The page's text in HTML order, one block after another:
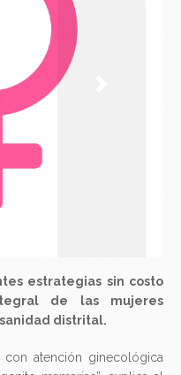
estrategias sin costo
de las mujeres
distrital.
atención ginecológica